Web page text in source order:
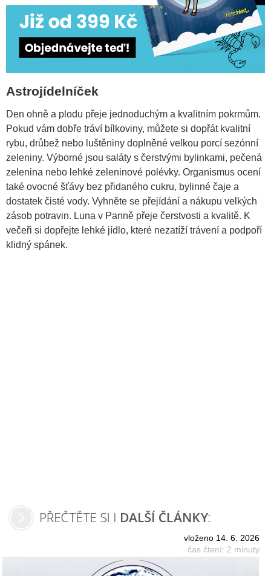
Astrojídelníček
Den ohně a plodu přeje jednoduchým a kvalitním pokrmům.
Pokud vám dobře tráví bílkoviny, můžete si dopřát kvalitní
rybu, drůbež nebo luštěniny doplněné velkou porcí sezónní
zeleniny. Výborné jsou saláty s čerstvými bylinkami, pečená
zelenina nebo lehké zeleninové polévky. Organismus ocení
také ovocné šťávy bez přidaného cukru, bylinné čaje a
dostatek čisté vody. Vyhněte se přejídání a nákupu velkých
zásob potravin. Luna v Panně přeje čerstvosti a kvalitě. K
večeři si dopřejte lehké jídlo, které nezatíží trávení a podpoří
klidný spánek.
vloženo 14. 6. 2026
čas čtení: 2 minuty